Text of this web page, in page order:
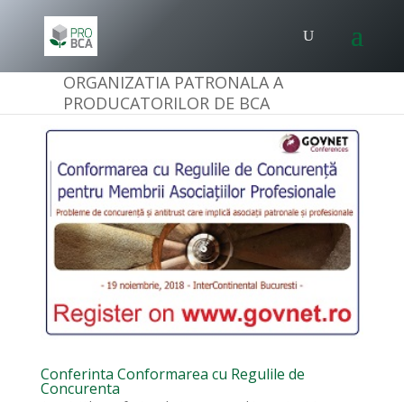
ORGANIZATIA PATRONALA A
PRODUCATORILOR DE BCA
Conferinta Conformarea cu Regulile de
Concurenta